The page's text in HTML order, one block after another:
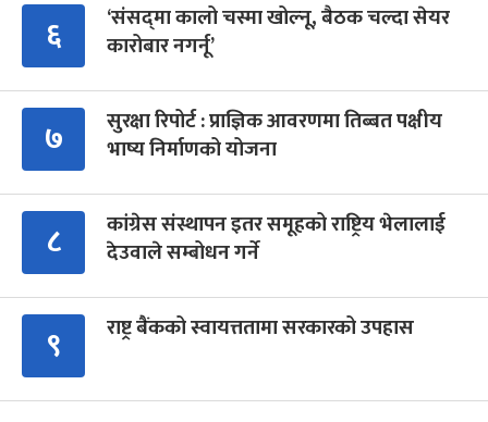
६
‘संसद्‍मा कालो चस्मा खोल्नू, बैठक चल्दा सेयर
कारोबार नगर्नू’
७
सुरक्षा रिपोर्ट : प्राज्ञिक आवरणमा तिब्बत पक्षीय
भाष्य निर्माणको योजना
८
कांग्रेस संस्थापन इतर समूहको राष्ट्रिय भेलालाई
देउवाले सम्बोधन गर्ने
९ राष्ट्र बैंकको स्वायत्ततामा सरकारको उपहास